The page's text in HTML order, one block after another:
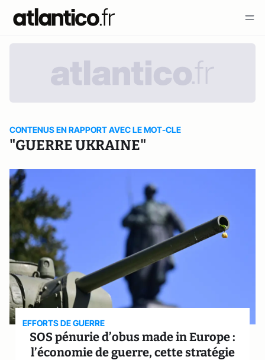
CONTENUS EN RAPPORT AVEC LE MOT-CLE
"GUERRE UKRAINE"
EFFORTS DE GUERRE
SOS pénurie d’obus made in Europe :
l’économie de guerre, cette stratégie